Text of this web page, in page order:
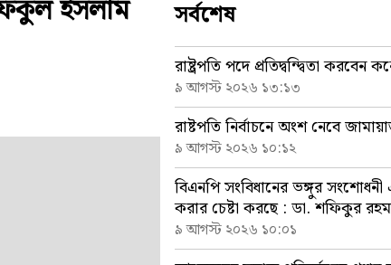
ইসলাম
সর্বশেষ
রাষ্ট্রপতি পদে প্রতিদ্বন্দ্বিতা
৯ আগস্ট ২০২৬ ১৩:১৩
রাষ্টপতি নির্বাচনে অংশ নেবে
৯ আগস্ট ২০২৬ ১০:১২
বিএনপি সংবিধানের ভঙ্গুর সংশোধনী
করার চেষ্টা করছে : ডা. শফিকুর
৯ আগস্ট ২০২৬ ১০:০১